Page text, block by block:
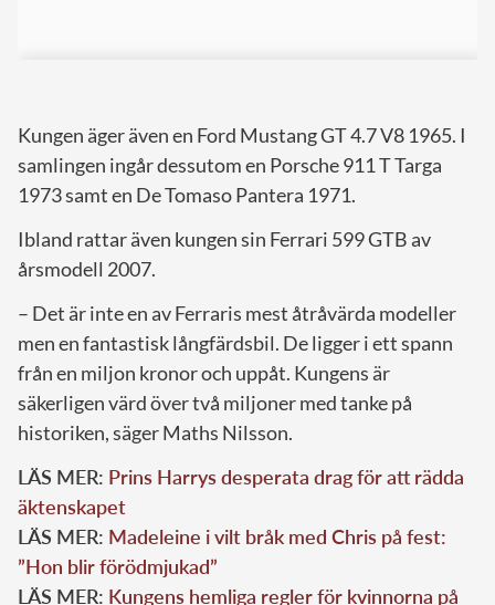
Kungen äger även en Ford Mustang GT 4.7 V8 1965. I
samlingen ingår dessutom en Porsche 911 T Targa
1973 samt en De Tomaso Pantera 1971.
Ibland rattar även kungen sin Ferrari 599 GTB av
årsmodell 2007.
– Det är inte en av Ferraris mest åtråvärda modeller
men en fantastisk långfärdsbil. De ligger i ett spann
från en miljon kronor och uppåt. Kungens är
säkerligen värd över två miljoner med tanke på
historiken, säger Maths Nilsson.
LÄS MER: Prins Harrys desperata drag för att rädda
äktenskapet
LÄS MER: Madeleine i vilt bråk med Chris på fest:
”Hon blir förödmjukad”
LÄS MER: Kungens hemliga regler för kvinnorna på